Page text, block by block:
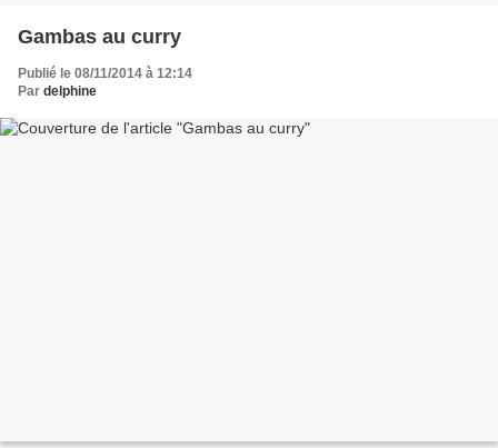
Gambas au curry
Publié le 08/11/2014 à 12:14
Par delphine